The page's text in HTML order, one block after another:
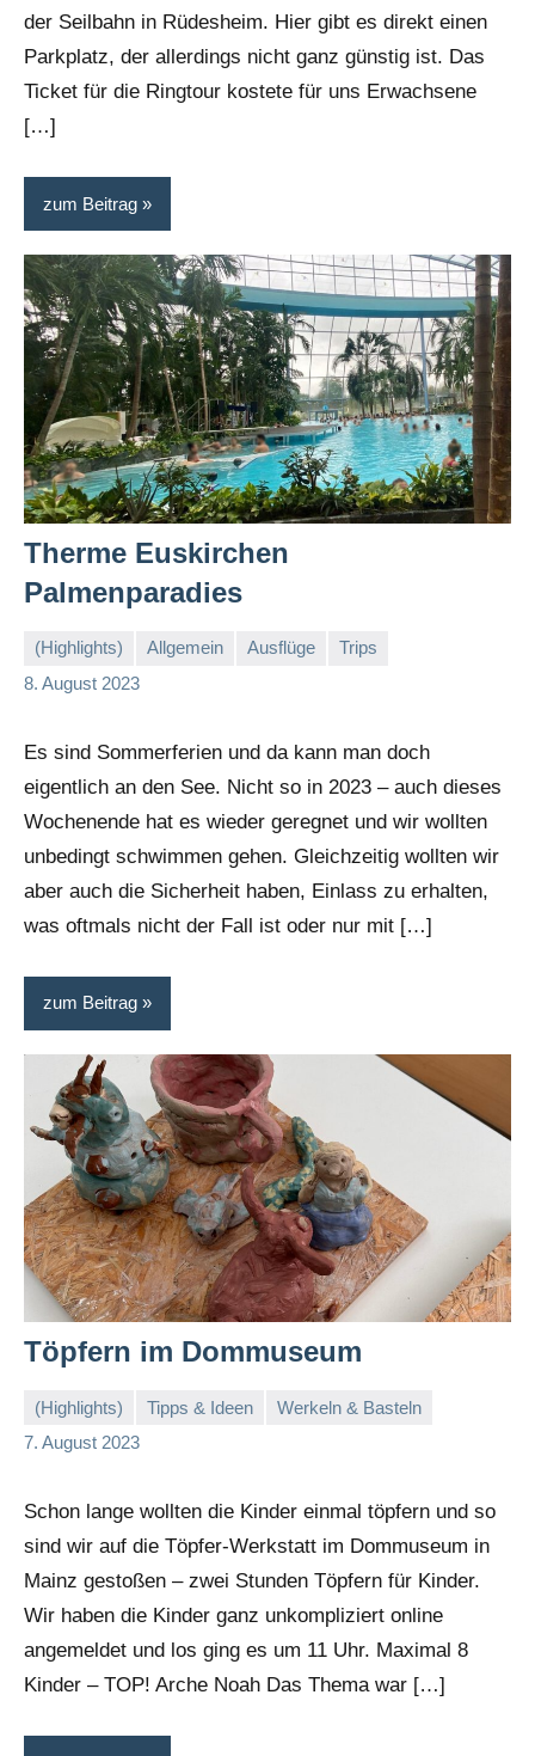
der Seilbahn in Rüdesheim. Hier gibt es direkt einen
Parkplatz, der allerdings nicht ganz günstig ist. Das
Ticket für die Ringtour kostete für uns Erwachsene
[…]
zum Beitrag
Therme Euskirchen
Palmenparadies
(Highlights) Allgemein Ausflüge
Trips
8. August 2023
Sandra
Alex
Keine
Es sind Sommerferien und da kann man doch
eigentlich an den See. Nicht so in 2023 – auch dieses
Wochenende hat es wieder geregnet und wir wollten
unbedingt schwimmen gehen. Gleichzeitig wollten wir
aber auch die Sicherheit haben, Einlass zu erhalten,
was oftmals nicht der Fall ist oder nur mit […]
zum Beitrag
Töpfern im Dommuseum
(Highlights) Tipps & Ideen
Werkeln & Basteln
7. August 2023
Stephi
Keine
Schon lange wollten die Kinder einmal töpfern und so
sind wir auf die Töpfer-Werkstatt im Dommuseum in
Mainz gestoßen – zwei Stunden Töpfern für Kinder.
Wir haben die Kinder ganz unkompliziert online
angemeldet und los ging es um 11 Uhr. Maximal 8
Kinder – TOP! Arche Noah Das Thema war […]